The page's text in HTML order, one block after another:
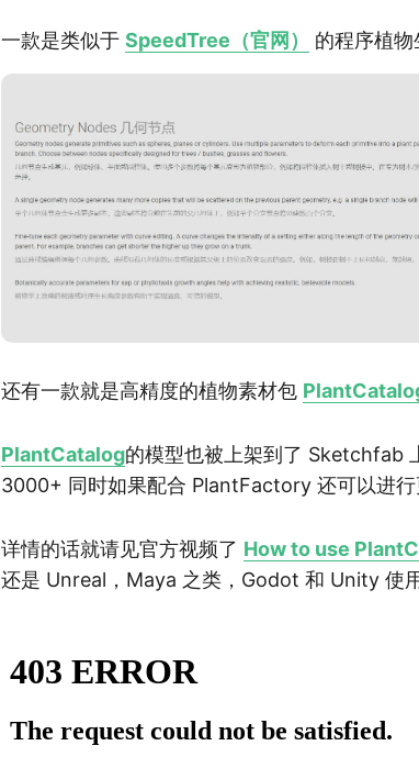
一款是类似于 SpeedTree（官网） 的程序植
还有一款就是高精度的植物素材包
PlantCatalog的模型也被上架到了 Sketchfab
3000+ 同时如果配合 PlantFactory 还可以进
详情的话就请见官方视频了 How to use
还是 Unreal，Maya 之类，Godot 和 Unity 使